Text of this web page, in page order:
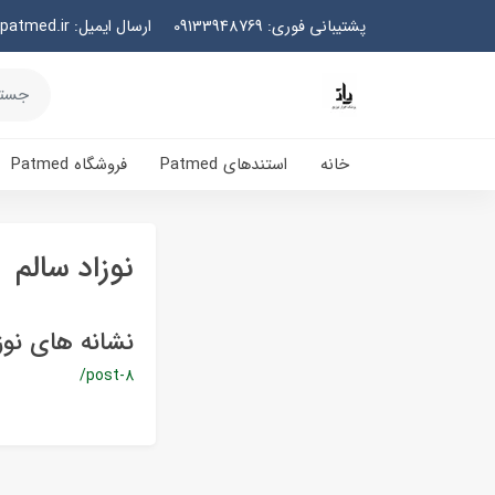
پشتیبانی فوری: 09133948769 ارسال ایمیل: info@patmed.ir
خانه استندهای Patmed فروشگاه Patmed
نوزاد سالم
نشانه های
/post-8